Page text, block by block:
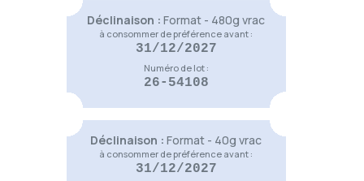
Tisane MosaneDéclinaison : Format - 480g vrac
à consommer de préférence avant :
31/12/2027
Numéro de lot :
26-54108
Déclinaison : Format - 40g vrac
à consommer de préférence avant :
31/12/2027